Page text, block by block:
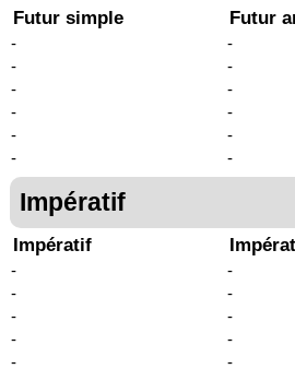
Futur simple
-
-
-
-
-
-
Futur
-
-
-
-
-
-
Impératif
Impératif
-
-
-
-
-
-
-
-
-
-